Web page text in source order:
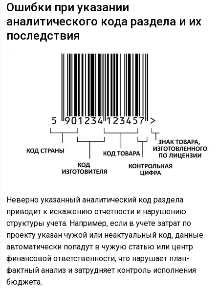
Ошибки при указании
аналитического кода раздела и их
последствия
Неверно указанный аналитический код раздела
приводит к искажению отчетности и нарушению
структуры учета. Например, если в учете затрат по
проекту указан чужой или неактуальный код, данные
автоматически попадут в чужую статью или центр
финансовой ответственности, что нарушает план-
фактный анализ и затрудняет контроль исполнения
бюджета.